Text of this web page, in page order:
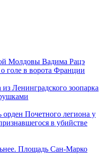
Молдовы Вадима Рацэ
голе в ворота Франции
Ленинградского зоопарка
орден Почетного легиона у
в убийстве
Площадь Сан-Марко